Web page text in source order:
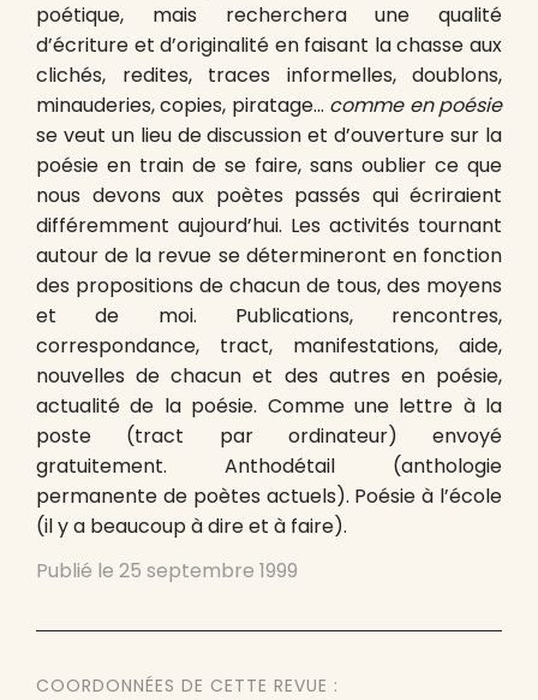
poétique, mais recherchera une qualité
d’écriture et d’originalité en faisant la chasse aux
clichés, redites, traces informelles, doublons,
minauderies, copies, piratage… comme en poésie
se veut un lieu de discussion et d’ouverture sur la
poésie en train de se faire, sans oublier ce que
nous devons aux poètes passés qui écriraient
différemment aujourd’hui. Les activités tournant
autour de la revue se détermineront en fonction
des propositions de chacun de tous, des moyens
et de moi. Publications, rencontres,
correspondance, tract, manifestations, aide,
nouvelles de chacun et des autres en poésie,
actualité de la poésie. Comme une lettre à la
poste (tract par ordinateur) envoyé
gratuitement. Anthodétail (anthologie
permanente de poètes actuels). Poésie à l’école
(il y a beaucoup à dire et à faire).
Publié le 25 septembre 1999
COORDONNÉES DE CETTE REVUE :